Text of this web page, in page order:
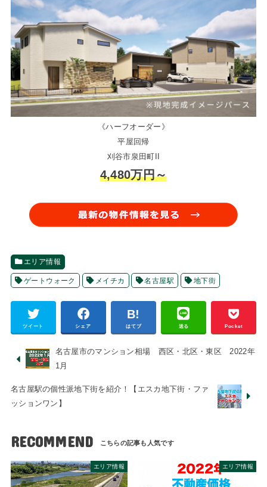
《ハーフオーダー》
平屋回帰
刈谷市泉田町II
4,480万円～
エリア情報
ゲートウォーク メイチカ 名古屋駅 地下街
ツイート シェア はてブ 送る Pocket
名古屋市のマンション相場 西区・北区・東区 2022年
1月
名古屋駅の個性派地下街を紹介！【エスカ地下街・ファ
ッションワン】
RECOMMEND
エリア情報 エリア情報